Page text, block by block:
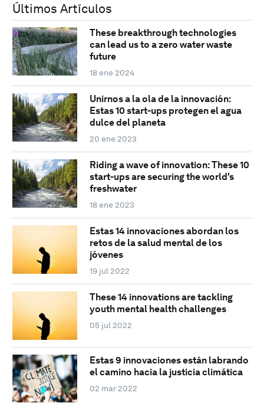
Últimos Artículos
These breakthrough technologies
can lead us to a zero water waste
future
18 ene 2024
Unirnos a la ola de la innovación:
Estas 10 start-ups protegen el agua
dulce del planeta
20 ene 2023
Riding a wave of innovation: These 10
start-ups are securing the world's
freshwater
18 ene 2023
Estas 14 innovaciones abordan los
retos de la salud mental de los
jóvenes
19 jul 2022
These 14 innovations are tackling
youth mental health challenges
05 jul 2022
Estas 9 innovaciones están labrando
el camino hacia la justicia climática
02 mar 2022